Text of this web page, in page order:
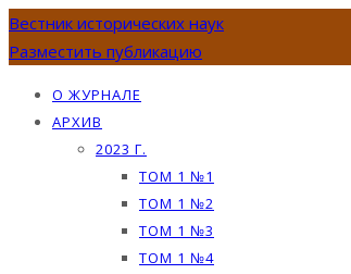
Вестник исторических наук
Разместить публикацию
О ЖУРНАЛЕ
АРХИВ
2023 Г.
ТОМ 1 №1
ТОМ 1 №2
ТОМ 1 №3
ТОМ 1 №4